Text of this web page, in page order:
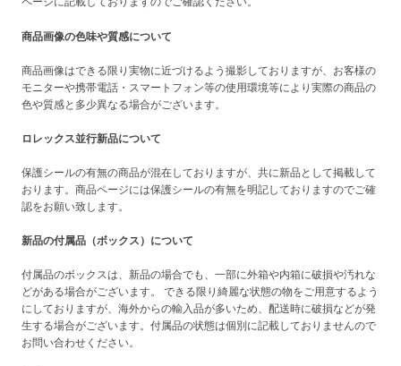
商品画像の色味や質感について
商品画像はできる限り実物に近づけるよう撮影しておりますが、お客様の
モニターや携帯電話・スマートフォン等の使用環境等により実際の商品の
色や質感と多少異なる場合がございます。
ロレックス並行新品について
保護シールの有無の商品が混在しておりますが、共に新品として掲載して
おります。商品ページには保護シールの有無を明記しておりますのでご確
認をお願い致します。
新品の付属品（ボックス）について
付属品のボックスは、新品の場合でも、一部に外箱や内箱に破損や汚れな
どがある場合がございます。 できる限り綺麗な状態の物をご用意するよう
にしておりますが、海外からの輸入品が多いため、配送時に破損などが発
生する場合がございます。付属品の状態は個別に記載しておりませんので
お問い合わせください。